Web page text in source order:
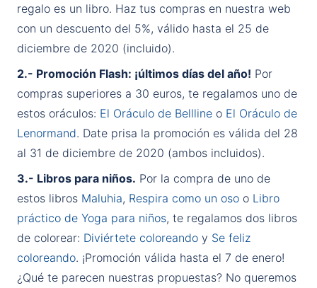
regalo es un libro. Haz tus compras en nuestra web
con un descuento del 5%, válido hasta el 25 de
diciembre de 2020 (incluido).
2.- Promoción Flash: ¡últimos días del año! Por
compras superiores a 30 euros, te regalamos uno de
estos oráculos: El Oráculo de Bellline o El Oráculo de
Lenormand. Date prisa la promoción es válida del 28
al 31 de diciembre de 2020 (ambos incluidos).
3.- Libros para niños. Por la compra de uno de
estos libros Maluhia, Respira como un oso o Libro
práctico de Yoga para niños, te regalamos dos libros
de colorear: Diviértete coloreando y Se feliz
coloreando. ¡Promoción válida hasta el 7 de enero!
¿Qué te parecen nuestras propuestas? No queremos